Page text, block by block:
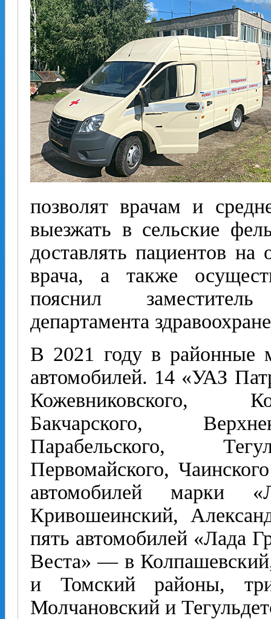
позволят врачам и
выезжать в сельские
доставлять пациентов
врача, а также
пояснил
департамента
В 2021 году в районные
автомобилей. 14 «УАЗ
Кожевниковского,
Бакчарского,
Парабельского,
Первомайского,
автомобилей марки
Кривошеинский,
пять автомобилей «Лада
Веста» — в
и Томский районы,
Молчановский и